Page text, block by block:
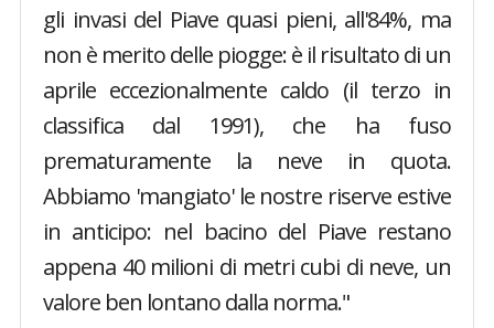
gli invasi del Piave quasi pieni, all'84%, ma
non è merito delle piogge: è il risultato di un
aprile eccezionalmente caldo (il terzo in
classifica dal 1991), che ha fuso
prematuramente la neve in quota.
Abbiamo 'mangiato' le nostre riserve estive
in anticipo: nel bacino del Piave restano
appena 40 milioni di metri cubi di neve, un
valore ben lontano dalla norma."